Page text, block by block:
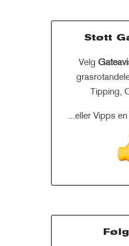
Støtt
Velg
Tipping,
...eller Vipps